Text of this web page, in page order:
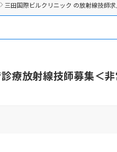
三田国際ビルクリニック の放射線技師
療放射線技師募集＜